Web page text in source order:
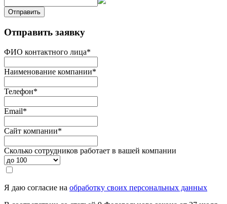
Отправить
Отправить заявку
ФИО контактного лица*
Наименование компании*
Телефон*
Email*
Сайт компании*
Сколько сотрудников работает в вашей компании
Я даю согласие на обработку своих персональных данных